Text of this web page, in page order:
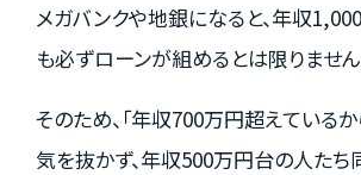
メガバンクや地銀になると、年収
も必ずローンが組めるとは限りません
そのため、「年収700万円超えている
気を抜かず、年収500万円台の人たち